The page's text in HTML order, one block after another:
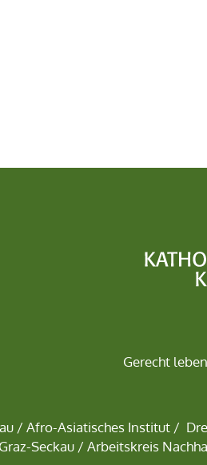
Gerecht
/ Afro-Asiatisches Institut/
Seckau/ Arbeitskreis